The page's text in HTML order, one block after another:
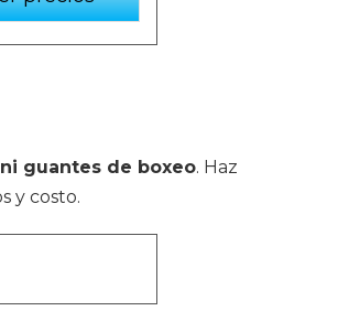
guantes de boxeo. Haz
y costo.